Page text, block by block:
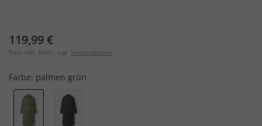
119,99 €
Preis inkl. MwSt. zzgl. Versandkosten
Farbe: palmen grün